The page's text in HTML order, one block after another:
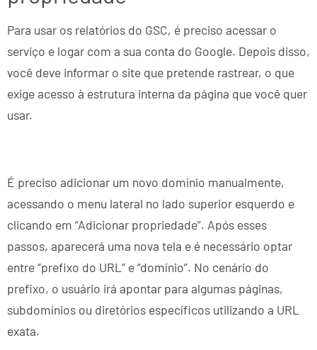
Para usar os relatórios do GSC, é preciso acessar o
serviço e logar com a sua conta do Google. Depois disso,
você deve informar o site que pretende rastrear, o que
exige acesso à estrutura interna da página que você quer
usar.
É preciso adicionar um novo domínio manualmente,
acessando o menu lateral no lado superior esquerdo e
clicando em “Adicionar propriedade”. Após esses
passos, aparecerá uma nova tela e é necessário optar
entre “prefixo do URL” e “domínio”. No cenário do
prefixo, o usuário irá apontar para algumas páginas,
subdomínios ou diretórios específicos utilizando a URL
exata.